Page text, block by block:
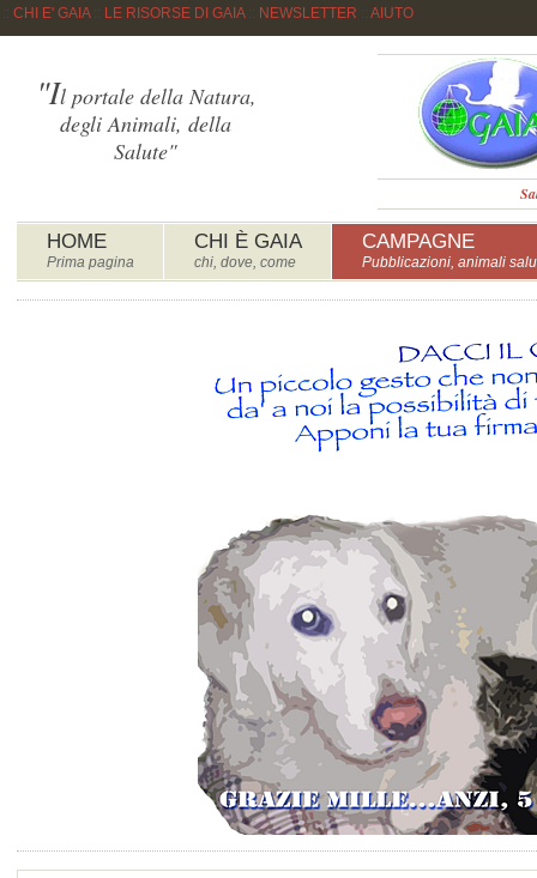
CHI E' GAIA:: LE RISORSE DI GAIA:: NEWSLETTER AIUTO
HOME
Prima pagina
CHI È GAIA
chi, dove, come
CAMPAGNE
Pubblicazioni, animali
"Il portale della Natura,
degli Animali, della
Salute"